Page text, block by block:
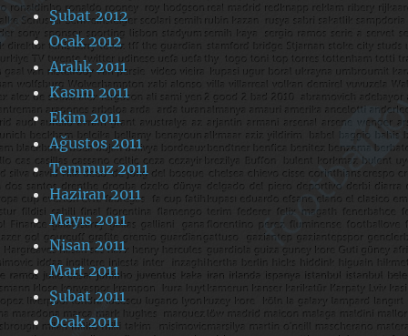
Şubat 2012
Ocak 2012
Aralık 2011
Kasım 2011
Ekim 2011
Ağustos 2011
Temmuz 2011
Haziran 2011
Mayıs 2011
Nisan 2011
Mart 2011
Şubat 2011
Ocak 2011